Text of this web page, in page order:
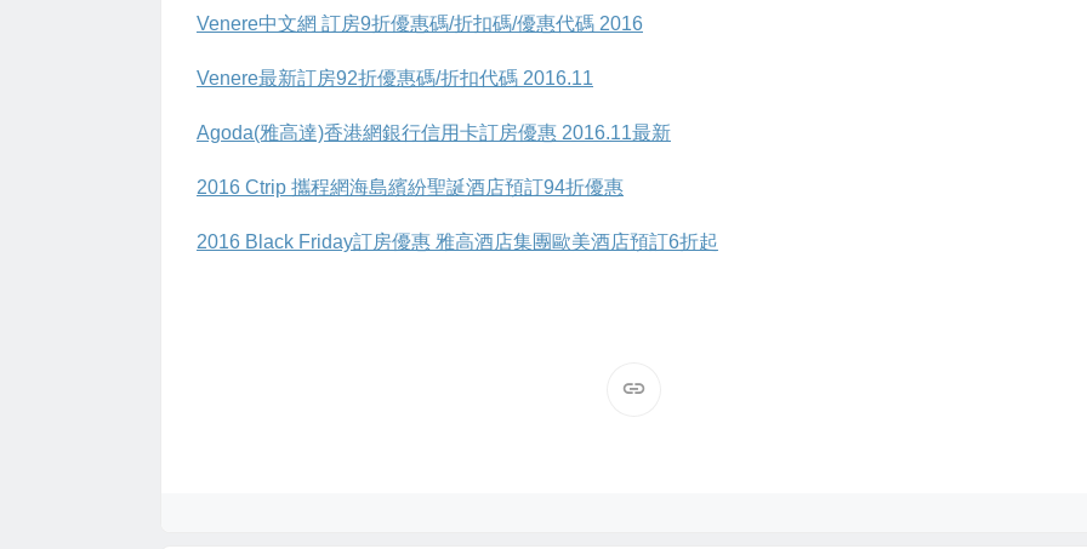
Venere中文網 訂房9折優惠碼/折扣碼/優惠代碼 2016
Venere最新訂房92折優惠碼/折扣代碼 2016.11
Agoda(雅高達)香港網銀行信用卡訂房優惠 2016.11最新
2016 Ctrip 攜程網海島繽紛聖誕酒店預訂94折優惠
2016 Black Friday訂房優惠 雅高酒店集團歐美酒店預訂6折起